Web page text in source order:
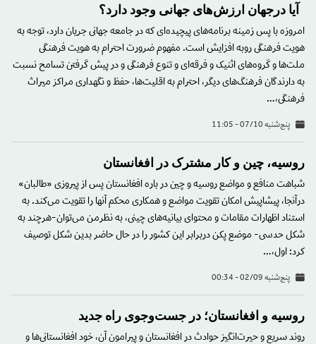
آیا درجهان ارزش‌های جهانی وجود دارد؟
امروزه با پس زمینه برنامه‌های پیچیده‌ای که در جامعه جهانی جریان دارد، توجه به
هویت فرهنگی روبه افزایش است. مفهوم ضرورت احترام به هویت فرهنگی
ملت‌ها و گروه‌های اثنیک و فرقه‌ای و تنوع فرهنگی و در پیش گرفتن تسامح نسبت
به دارندگان فرهنگ‌های دیگر، احترام به اقلیت‌ها، حفظ و نگهداری مراکز میراث
فرهنگی،…
پنج‌شنبه 07/10 - 11:05
روسیه، چین و کار مشترک در افغانستان
شباهت منافع و مواضع روسیه و چین در باره افغانستان پس از پیروزی «طالبان»
درآنجا، پیشاپیش امکان تقویت مواضع و همکاری محکم آنها را تقویت می‌کند. به
استناد اظهارات مقامات و محتوای بیانیه‌های چینی، به نظرمن می‌توان-هرچند به
شکل حدسی- موضع پکن دربرابر این کشور را در حال حاضر بدین شکل توصیف
کرد: اول،…
پنج‌شنبه 02/09 - 00:34
روسیه و افغانستان؛ در جست‌وجوی راه جدید
روند سریع و حیرت‌انگیز حوادث در افغانستان و پیرامون آن، خود افغانستانی‌ها و